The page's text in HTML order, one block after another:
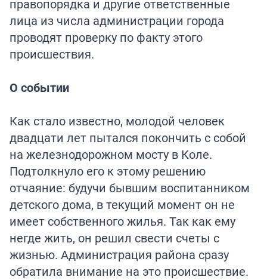
правопорядка и другие ответственные
лица из числа администрации города
проводят проверку по факту этого
происшествия.
О событии
Как стало известно, молодой человек
двадцати лет пытался покончить с собой
на железнодорожном мосту в Коле.
Подтолкнуло его к этому решению
отчаяние: будучи бывшим воспитанником
детского дома, в текущий момент он не
имеет собственного жилья. Так как ему
негде жить, он решил свести счеты с
жизнью. Администрация района сразу
обратила внимание на это происшествие.